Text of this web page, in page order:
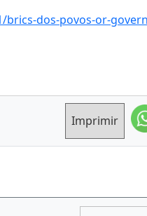
dos-povos-or-
Imprimir